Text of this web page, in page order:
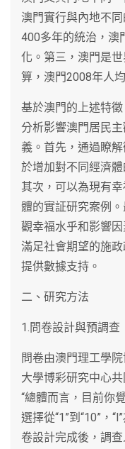
澳門實行與內地不
400多年的統治，澳
化。第三，澳門是
算，澳門2008年人
基於澳門的上述特
分析影響澳門居民
義。首先，通過瞭
於增加對不同經濟
其次，可以為現有
體的實証研究案例
觀幸福水乎和影響
滿足社會期望的施
提供數據支持。
二、研究方法
1.問卷設計與預調查
問卷由澳門理工學
大學博彩研究中心
“總體而言，目前你
選擇從“1”到“10”，
卷設計完成後，調